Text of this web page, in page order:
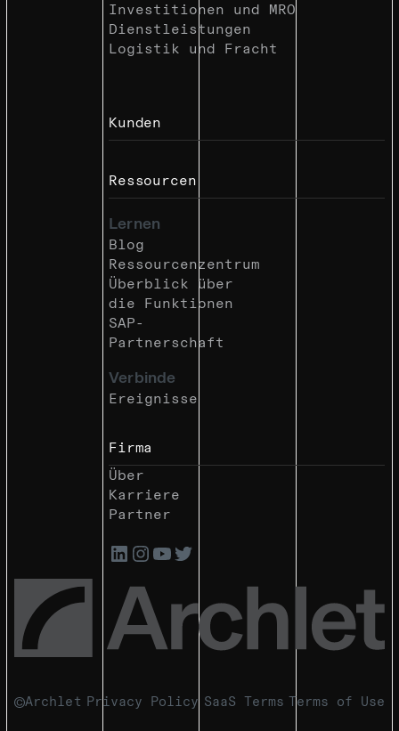
Investitionen und MRO
Dienstleistungen
Logistik und Fracht
Kunden
Ressourcen
Lernen
Blog
Ressourcenzentrum
Überblick über
die Funktionen
SAP-
Partnerschaft
Verbinde
Ereignisse
Firma
Über
Karriere
Partner
Archlet Privacy Policy SaaS Terms Terms of Use